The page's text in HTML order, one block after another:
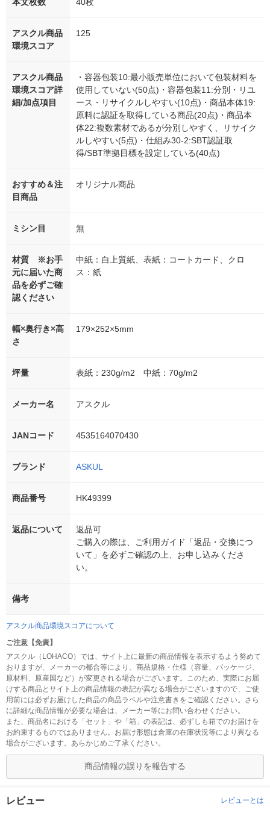
本文枚数 40枚
アスクル商品
環境スコア
125
アスクル商品
環境スコア詳
細/加点項目
・容器包装10:最小販売単位において包装材料を
使用していない(50点)・容器包装11:分別・リユ
ース・リサイクルしやすい(10点)・商品本体19:
原料に認証を取得している商品(20点)・商品本
体22:複数素材であるが分別しやすく、リサイク
ルしやすい(5点)・仕組み30-2:SBT認証取
得/SBT準拠目標を設定している(40点)
おすすめ＆注
目商品
オリジナル商品
ミシン目 無
材質 ※お手
元に届いた商
品を必ずご確
認ください
中紙：白上質紙、表紙：コートカード、クロ
ス：紙
幅×奥行き×高
さ
179×252×5mm
坪量 表紙：230g/m2 中紙：70g/m2
メーカー名 アスクル
JANコード 4535164070430
ブランド ASKUL
商品番号 HK49399
返品について
返品可
ご購入の際は、ご利用ガイド「返品・交換につ
いて」を必ずご確認の上、お申し込みくださ
い。
備考
アスクル商品環境スコアについて
ご注意【免責】
アスクル（LOHACO）では、サイト上に最新の商品情報を表示するよう努めて
おりますが、メーカーの都合等により、商品規格・仕様（容量、パッケージ、
原材料、原産国など）が変更される場合がございます。このため、実際にお届
けする商品とサイト上の商品情報の表記が異なる場合がございますので、ご使
用前には必ずお届けした商品の商品ラベルや注意書きをご確認ください。さら
に詳細な商品情報が必要な場合は、メーカー等にお問い合わせください。
また、商品名における「セット」や「箱」の表記は、必ずしも箱でのお届けを
お約束するものではありません。お届け形態は倉庫の在庫状況等により異なる
場合がございます。あらかじめご了承ください。
商品情報の誤りを報告する
レビュー レビューとは